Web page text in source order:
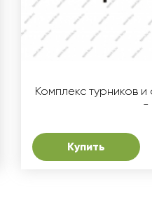
Комплекс турников и
-
Купить